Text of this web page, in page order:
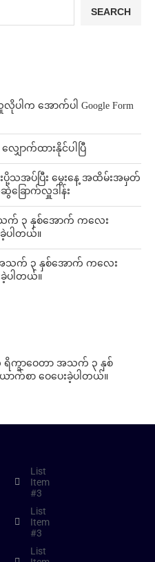
SEARCH
လိုပါက အောက်ပါ Google Form
လျှောက်ထားနိုင်ပါပြီ
းပို့သအပ်ပြီး မွေးနေ့ အထိမ်းအမှတ်
ခြောက်လှူဒါန်း
သက် ၃ နှစ်အောက် ကလေး
ပါတယ်။
အသက် ၃ နှစ်အောက် ကလေး
ခဲ့ပါတယ်။
ရိက္ခာဝေတာ အသက် ၃ နှစ်
က်စာ ဝေပေးခဲ့ပါတယ်။
List
Item
#3
List
Item
#3
List